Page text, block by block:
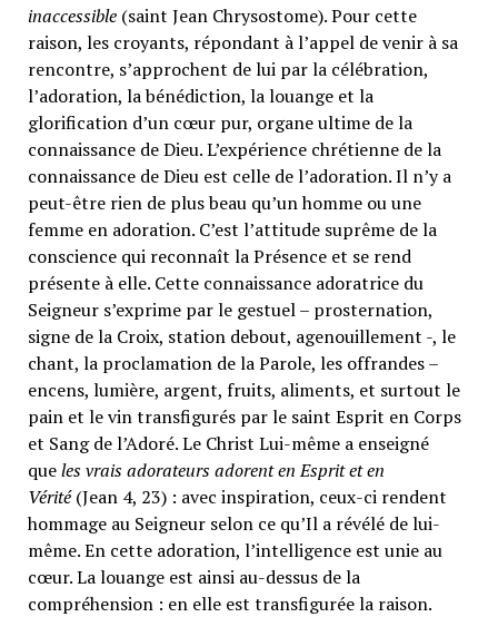
inaccessible(saint Jean Chrysostome). Pour cette
raison, les croyants, répondant à l’appel de venir à sa
rencontre, s’approchent de lui par la célébration,
l’adoration, la bénédiction, la louange et la
glorification d’un cœur pur, organe ultime de la
connaissance de Dieu. L’expérience chrétienne de la
connaissance de Dieu est celle de l’adoration. Il n’y a
peut-être rien de plus beau qu’un homme ou une
femme en adoration. C’est l’attitude suprême de la
conscience qui reconnaît la Présence et se rend
présente à elle. Cette connaissance adoratrice du
Seigneur s’exprime par le gestuel – prosternation,
signe de la Croix, station debout, agenouillement -, le
chant, la proclamation de la Parole, les offrandes –
encens, lumière, argent, fruits, aliments, et surtout le
pain et le vin transfigurés par le saint Esprit en Corps
et Sang de l’Adoré. Le Christ Lui-même a enseigné
queles vrais adorateurs adorent en Esprit et en
Vérité(Jean 4, 23) : avec inspiration, ceux-ci rendent
hommage au Seigneur selon ce qu’Il a révélé de lui-
même. En cette adoration, l’intelligence est unie au
cœur. La louange est ainsi au-dessus de la
compréhension : en elle est transfigurée la raison.